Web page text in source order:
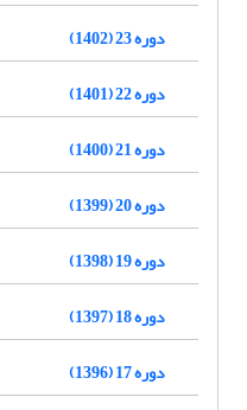
دوره 23 (1402)
دوره 22 (1401)
دوره 21 (1400)
دوره 20 (1399)
دوره 19 (1398)
دوره 18 (1397)
دوره 17 (1396)